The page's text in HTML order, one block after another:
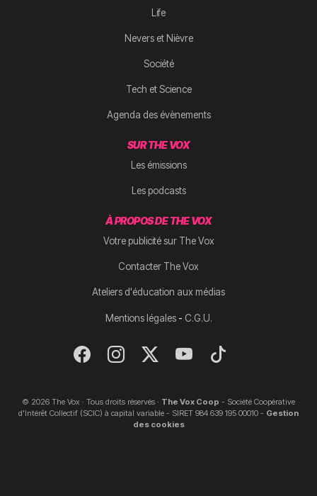
Life
Nevers et Nièvre
Société
Tech et Science
Agenda des évènements
SUR THE VOX
Les émissions
Les podcasts
À PROPOS DE THE VOX
Votre publicité sur The Vox
Contacter The Vox
Ateliers d'éducation aux médias
Mentions légales- C.G.U.
© 2026 The Vox · Tous droits réservés · The Vox Coop - Société Coopérative
d'Intérêt Collectif (SCIC) à capital variable - SIRET 984 639 195 00010 - Gestion
des cookies